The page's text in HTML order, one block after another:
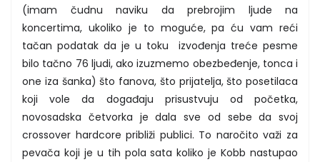
(imam čudnu naviku da prebrojim ljude na
koncertima, ukoliko je to moguće, pa ću vam reći
tačan podatak da je u toku izvođenja treće pesme
bilo tačno 76 ljudi, ako izuzmemo obezbeđenje, tonca i
one iza šanka) što fanova, što prijatelja, što posetilaca
koji vole da događaju prisustvuju od početka,
novosadska četvorka je dala sve od sebe da svoj
crossover hardcore približi publici. To naročito važi za
pevača koji je u tih pola sata koliko je Kobb nastupao